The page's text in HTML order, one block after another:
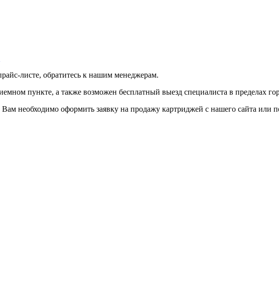
листе, обратитесь к нашим менеджерам.
пункте, а также возможен бесплатный выезд специалиста в пределах
необходимо оформить заявку на продажу картриджей с нашего сайта или